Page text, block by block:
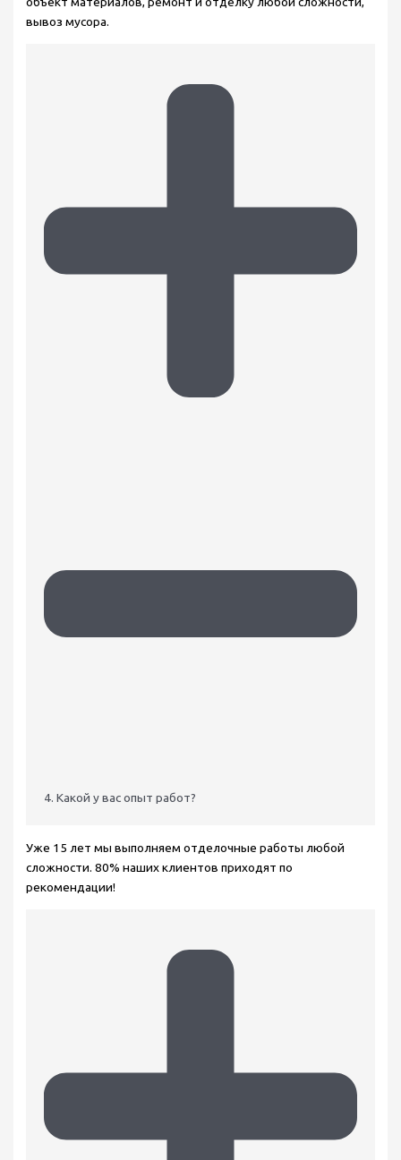
вывоз мусора.
4. Какой у вас опыт работ?
Уже 15 лет мы выполняем отделочные работы любой
сложности. 80% наших клиентов приходят по
рекомендации!